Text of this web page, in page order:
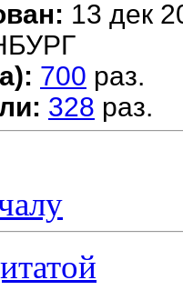
13 дек
700 раз.
328 раз.